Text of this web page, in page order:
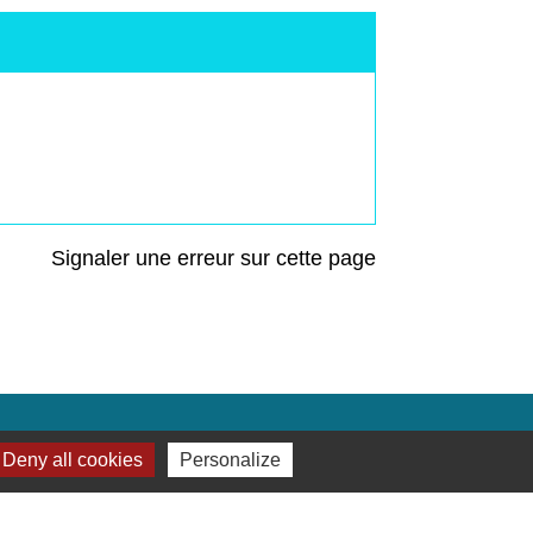
Signaler une erreur sur cette page
Deny all cookies Personalize